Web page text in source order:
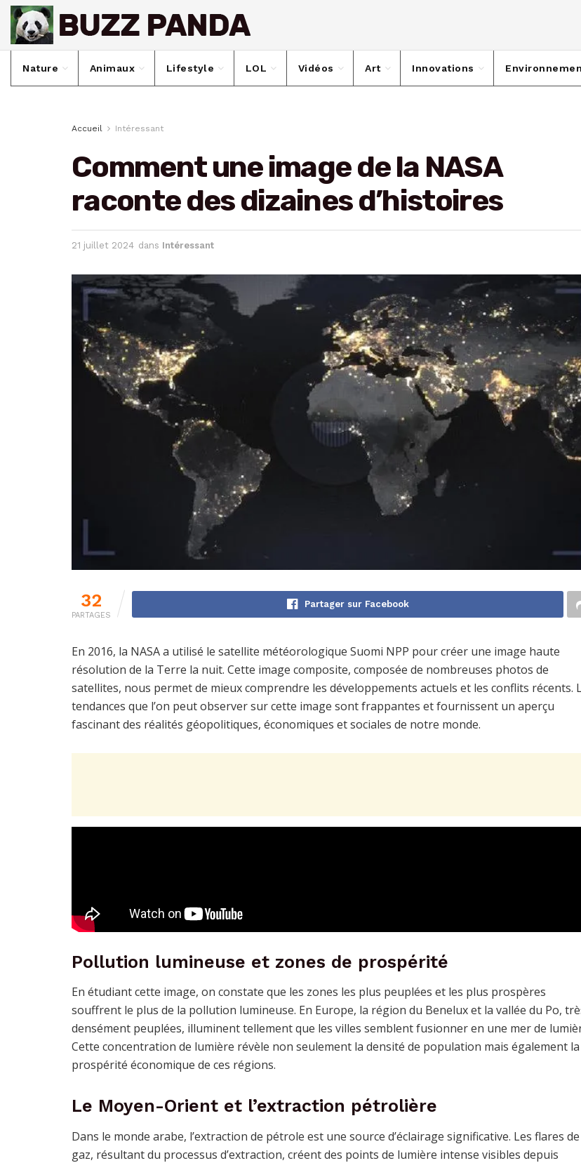
Nature Animaux Lifestyle LOL Vidéos Art Innovations
Accueil Intéressant
Comment une image de la NASA
raconte des dizaines d’histoires
21 juillet 2024 dans Intéressant
32
PARTAGES
Partager sur Facebook
En 2016, la NASA a utilisé le satellite météorologique Suomi NPP pour créer une image haute
résolution de la Terre la nuit. Cette image composite, composée de nombreuses photos de
satellites, nous permet de mieux comprendre les développements actuels et les conflits récents.
tendances que l’on peut observer sur cette image sont frappantes et fournissent un aperçu
fascinant des réalités géopolitiques, économiques et sociales de notre monde.
Pollution lumineuse et zones de prospérité
En étudiant cette image, on constate que les zones les plus peuplées et les plus prospères
souffrent le plus de la pollution lumineuse. En Europe, la région du Benelux et la vallée du Po,
densément peuplées, illuminent tellement que les villes semblent fusionner en une mer de
Cette concentration de lumière révèle non seulement la densité de population mais également la
prospérité économique de ces régions.
Le Moyen-Orient et l’extraction pétrolière
Dans le monde arabe, l’extraction de pétrole est une source d’éclairage significative. Les flares de
gaz, résultant du processus d’extraction, créent des points de lumière intense visibles depuis